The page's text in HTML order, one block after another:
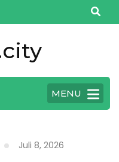
MENU
Juli 8, 2026